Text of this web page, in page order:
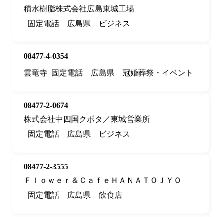
積水樹脂株式会社広島東城工場
固定電話
広島県 ビジネス
08477-4-0354
雲竜寺 固定電話 広島県 冠婚葬祭・イベント
08477-2-0674
株式会社中四国クボタ／東城営業所
固定電話
広島県 ビジネス
08477-2-3555
Ｆｌｏｗｅｒ＆ＣａｆｅＨＡＮＡＴＯＪＹＯ
固定電話
広島県 飲食店